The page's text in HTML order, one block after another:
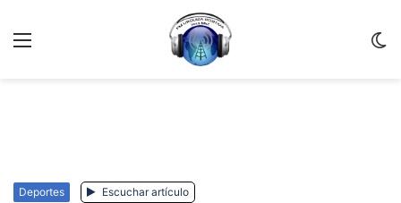
Deportes Escuchar artículo